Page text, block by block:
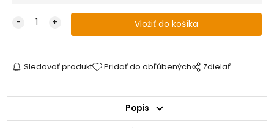
Sledovať produkt Pridať do obľúbených Zdielať
Popis